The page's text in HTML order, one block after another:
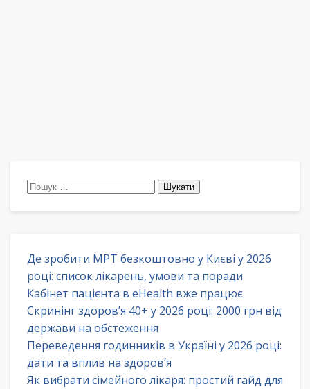
Пошук:
Де зробити МРТ безкоштовно у Києві у 2026
році: список лікарень, умови та поради
Кабінет пацієнта в eHealth вже працює
Скринінг здоров’я 40+ у 2026 році: 2000 грн від
держави на обстеження
Переведення годинників в Україні у 2026 році:
дати та вплив на здоров’я
Як вибрати сімейного лікаря: простий гайд для